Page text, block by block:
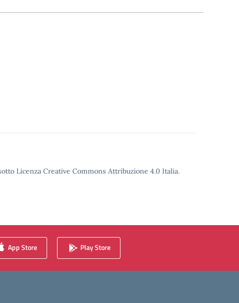
Licenza Creative Commons Attribuzione 4.0 Italia.
App Store Play Store